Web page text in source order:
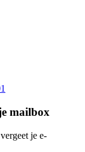
mailbox
je e-